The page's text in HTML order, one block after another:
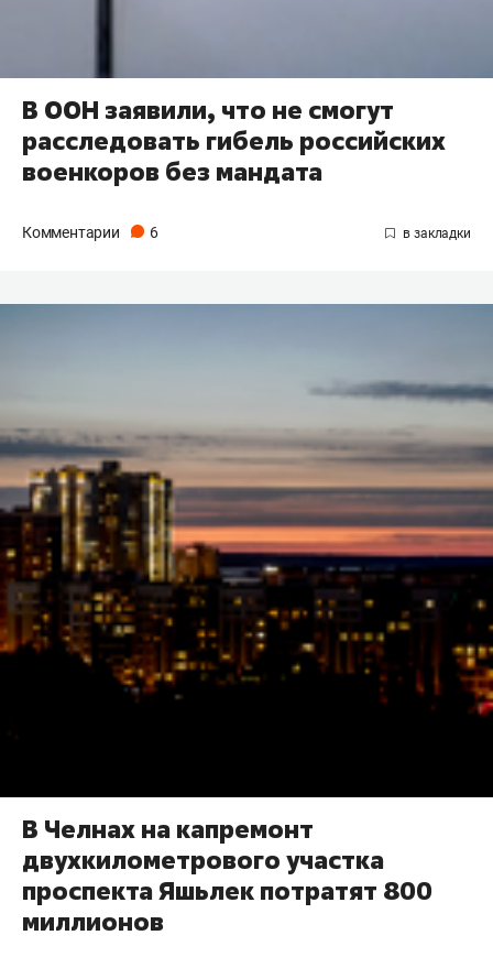
В ООН заявили, что не смогут
расследовать гибель российских
военкоров без мандата
Комментарии 6
В Челнах на капремонт
двухкилометрового участка
проспекта Яшьлек потратят 800
миллионов